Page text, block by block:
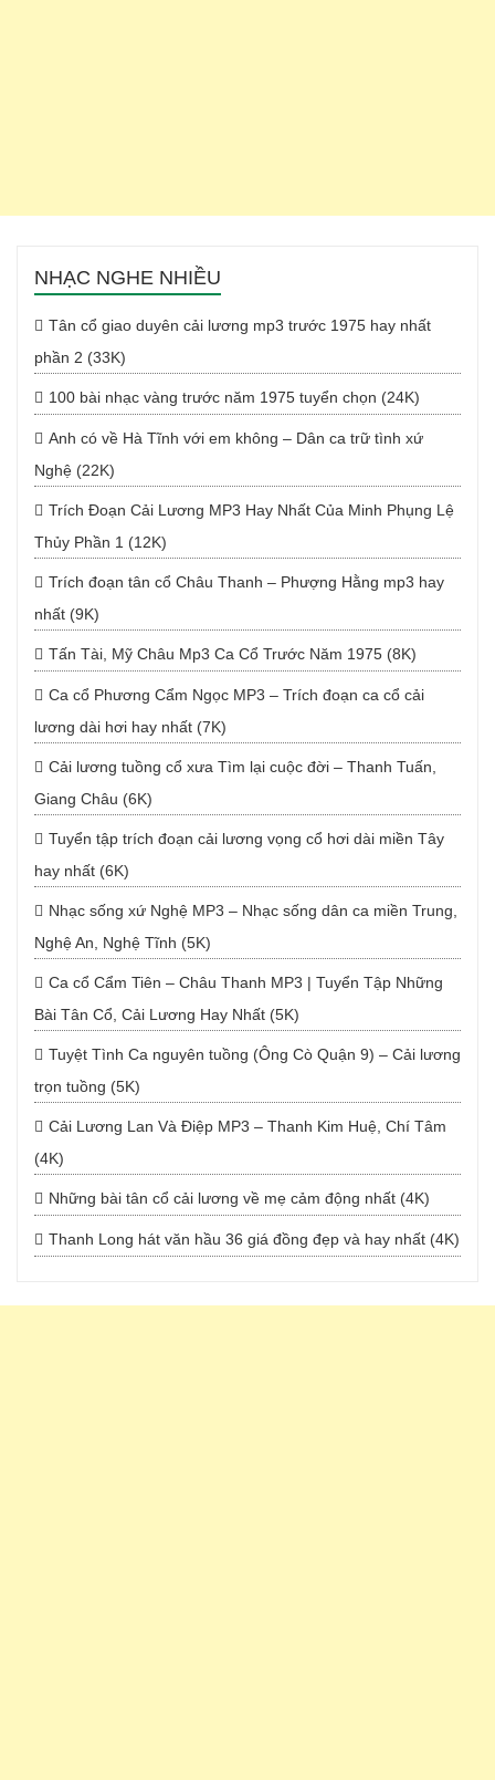
NHẠC NGHE NHIỀU
Tân cổ giao duyên cải lương mp3 trước 1975 hay nhất
phần 2 (33K)
100 bài nhạc vàng trước năm 1975 tuyển chọn (24K)
Anh có về Hà Tĩnh với em không – Dân ca trữ tình xứ
Nghệ (22K)
Trích Đoạn Cải Lương MP3 Hay Nhất Của Minh Phụng Lệ
Thủy Phần 1 (12K)
Trích đoạn tân cổ Châu Thanh – Phượng Hằng mp3 hay
nhất (9K)
Tấn Tài, Mỹ Châu Mp3 Ca Cổ Trước Năm 1975 (8K)
Ca cổ Phương Cẩm Ngọc MP3 – Trích đoạn ca cổ cải
lương dài hơi hay nhất (7K)
Cải lương tuồng cổ xưa Tìm lại cuộc đời – Thanh Tuấn,
Giang Châu (6K)
Tuyển tập trích đoạn cải lương vọng cổ hơi dài miền Tây
hay nhất (6K)
Nhạc sống xứ Nghệ MP3 – Nhạc sống dân ca miền Trung,
Nghệ An, Nghệ Tĩnh (5K)
Ca cổ Cẩm Tiên – Châu Thanh MP3 | Tuyển Tập Những
Bài Tân Cổ, Cải Lương Hay Nhất (5K)
Tuyệt Tình Ca nguyên tuồng (Ông Cò Quận 9) – Cải lương
trọn tuồng (5K)
Cải Lương Lan Và Điệp MP3 – Thanh Kim Huệ, Chí Tâm
(4K)
Những bài tân cổ cải lương về mẹ cảm động nhất (4K)
Thanh Long hát văn hầu 36 giá đồng đẹp và hay nhất (4K)